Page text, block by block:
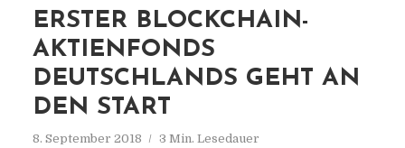
ERSTER BLOCKCHAIN-
AKTIENFONDS
DEUTSCHLANDS GEHT AN
DEN START
8. September 2018 3 Min. Lesedauer